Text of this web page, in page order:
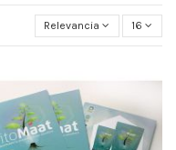
Relevancia 16